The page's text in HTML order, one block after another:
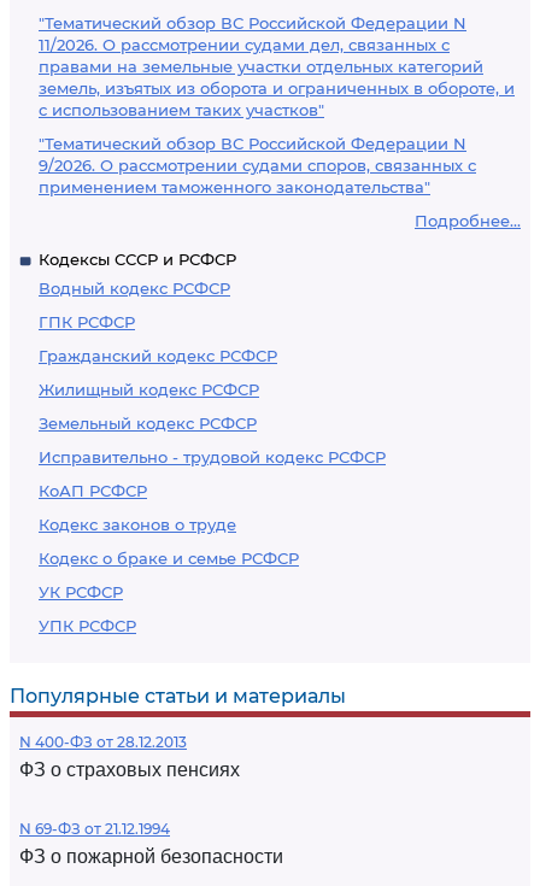
"Тематический обзор ВС Российской Федерации N
11/2026. О рассмотрении судами дел, связанных с
правами на земельные участки отдельных категорий
земель, изъятых из оборота и ограниченных в обороте, и
с использованием таких участков"
"Тематический обзор ВС Российской Федерации N
9/2026. О рассмотрении судами споров, связанных с
применением таможенного законодательства"
Подробнее...
Кодексы СССР и РСФСР
Водный кодекс РСФСР
ГПК РСФСР
Гражданский кодекс РСФСР
Жилищный кодекс РСФСР
Земельный кодекс РСФСР
Исправительно - трудовой кодекс РСФСР
КоАП РСФСР
Кодекс законов о труде
Кодекс о браке и семье РСФСР
УК РСФСР
УПК РСФСР
Популярные статьи и материалы
N 400-ФЗ от 28.12.2013
ФЗ о страховых пенсиях
N 69-ФЗ от 21.12.1994
ФЗ о пожарной безопасности